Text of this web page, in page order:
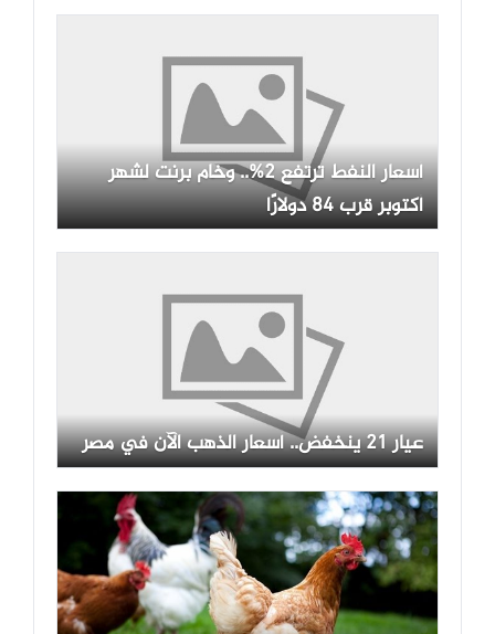
أسعار النفط ترتفع 2%.. وخام برنت لشهر
أكتوبر قرب 84 دولارًا
عيار 21 ينخفض.. أسعار الذهب الآن في مصر